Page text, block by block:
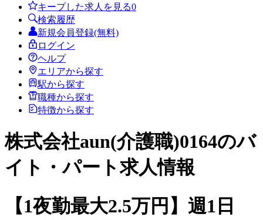
キープした求人を見る0
検索履歴
新規会員登録(無料)
ログイン
ヘルプ
エリアから探す
駅から探す
職種から探す
特徴から探す
株式会社aun(介護職)0164のバ
イト・パート求人情報
【1夜勤最大2.5万円】週1日